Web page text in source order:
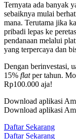
Ternyata ada banyak
sebaiknya mulai
mana. Terutama jika
pribadi lepas ke
pendanaan melalui
yang terpercaya dan
Dengan berinvestasi,
15% flatper tahun.
Rp100.000 aja!
Download aplikasi
Download aplikasi
Daftar Sekarang
Daftar Sekarang